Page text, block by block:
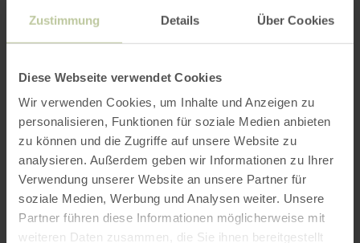
Zustimmung Details Über Cookies
Diese Webseite verwendet Cookies
Wir verwenden Cookies, um Inhalte und Anzeigen zu
personalisieren, Funktionen für soziale Medien anbieten
zu können und die Zugriffe auf unsere Website zu
analysieren. Außerdem geben wir Informationen zu Ihrer
Verwendung unserer Website an unsere Partner für
soziale Medien, Werbung und Analysen weiter. Unsere
Partner führen diese Informationen möglicherweise mit
weiteren Daten zusammen, die Sie ihnen bereitgestellt
Freuen Sie sich auf einen fröhlichen Abend in
bester Stimmung – gute Laune garantiert!
Anmelden bitte bis 07.11.2026 bei Achim
Eckertz, WhatsApp 00352 691100290 oder per
Mail: eckertzachim@gmail.com
Weitere Infos unter: www.eifelverein-daleiden-
dasburg.de